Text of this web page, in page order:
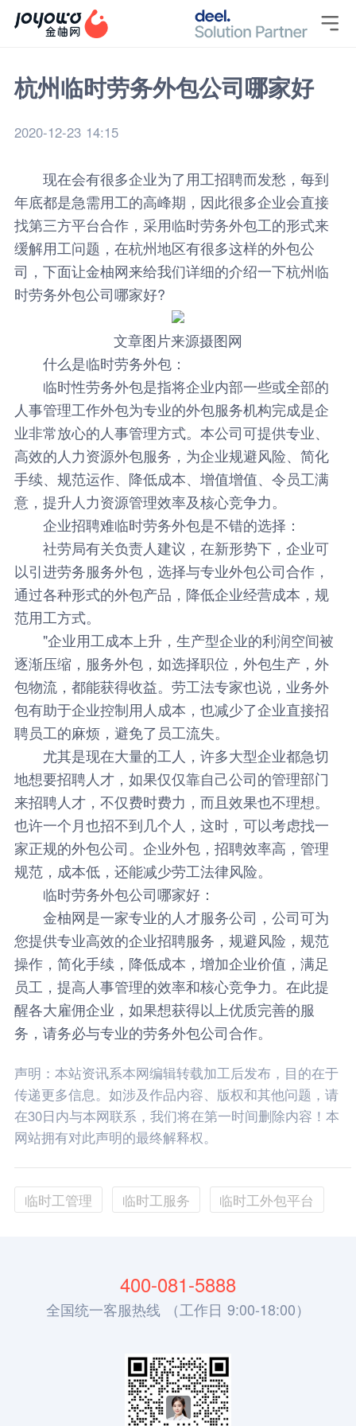

杭州临时劳务外包公司哪家好
2020-12-23 14:15
现在会有很多企业为了用工招聘而发愁，每到
年底都是急需用工的高峰期，因此很多企业会直接
找第三方平台合作，采用临时劳务外包工的形式来
缓解用工问题，在杭州地区有很多这样的外包公
司，下面让金柚网来给我们详细的介绍一下杭州临
时劳务外包公司哪家好?
文章图片来源摄图网
什么是临时劳务外包：
临时性劳务外包是指将企业内部一些或全部的
人事管理工作外包为专业的外包服务机构完成是企
业非常放心的人事管理方式。本公司可提供专业、
高效的人力资源外包服务，为企业规避风险、简化
手续、规范运作、降低成本、增值增值、令员工满
意，提升人力资源管理效率及核心竞争力。
企业招聘难临时劳务外包是不错的选择：
社劳局有关负责人建议，在新形势下，企业可
以引进劳务服务外包，选择与专业外包公司合作，
通过各种形式的外包产品，降低企业经营成本，规
范用工方式。
"企业用工成本上升，生产型企业的利润空间被
逐渐压缩，服务外包，如选择职位，外包生产，外
包物流，都能获得收益。劳工法专家也说，业务外
包有助于企业控制用人成本，也减少了企业直接招
聘员工的麻烦，避免了员工流失。
尤其是现在大量的工人，许多大型企业都急切
地想要招聘人才，如果仅仅靠自己公司的管理部门
来招聘人才，不仅费时费力，而且效果也不理想。
也许一个月也招不到几个人，这时，可以考虑找一
家正规的外包公司。企业外包，招聘效率高，管理
规范，成本低，还能减少劳工法律风险。
临时劳务外包公司哪家好：
金柚网是一家专业的人才服务公司，公司可为
您提供专业高效的企业招聘服务，规避风险，规范
操作，简化手续，降低成本，增加企业价值，满足
员工，提高人事管理的效率和核心竞争力。在此提
醒各大雇佣企业，如果想获得以上优质完善的服
务，请务必与专业的劳务外包公司合作。
声明：本站资讯系本网编辑转载加工后发布，目的在于
传递更多信息。如涉及作品内容、版权和其他问题，请
在30日内与本网联系，我们将在第一时间删除内容！本
网站拥有对此声明的最终解释权。
临时工管理 临时工服务 临时工外包平台
400-081-5888
全国统一客服热线 （工作日 9:00-18:00）